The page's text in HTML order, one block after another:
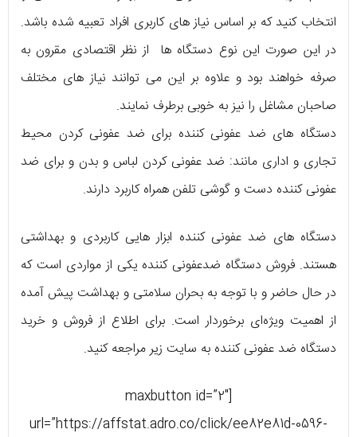
انتخاب کنید که بر اساس نیاز های کاربری افراد تعبیه شده باشد.
در این صورت این نوع دستگاه ها از نظر اقتصادی مقرون به
صرفه خواهند بود و علاوه بر این می توانند نیاز های مختلف
صاحبان مشاغل را نیز به خوبی برطرف نمایند.
دستگاه های ضد عفونی کننده برای ضد عفونی کردن محیط
تجاری و اداری مانند: ضد عفونی کردن لباس و بدن و برای ضد
عفونی کننده دست و گوشی تلفن همراه کاربرد دارند.
دستگاه های ضد عفونی کننده ابزار هایی کاربردی و بهداشتی
هستند. فروش دستگاه ضدعفونی کننده یکی از مواردی است که
در حال حاضر و با توجه به بحران سلامتی و بهداشت پیش آمده
از اهمیت ویژه‌ای برخوردار است. برای اطلاع از فروش و خرید
دستگاه ضد عفونی کننده به سایت زیر مراجعه کنید.
[maxbutton id=”2″
url=”https://affstat.adro.co/click/ee82e81d-0596-